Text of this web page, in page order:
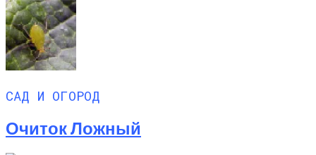
САД И ОГОРОД
Очиток Ложный